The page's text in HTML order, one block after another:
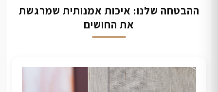
ההבטחה שלנו: איכות אמנותית שמרגשת
את החושים